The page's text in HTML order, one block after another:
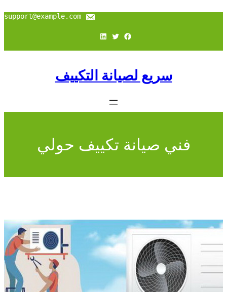
support@example.com
فيسبوك تويتر لينكد إن
سريع لصيانة التكييف
فني صيانة تكييف حولي